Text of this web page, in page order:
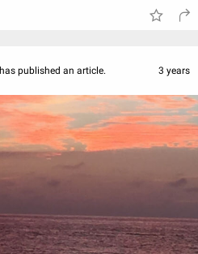
has published an article. 3 years